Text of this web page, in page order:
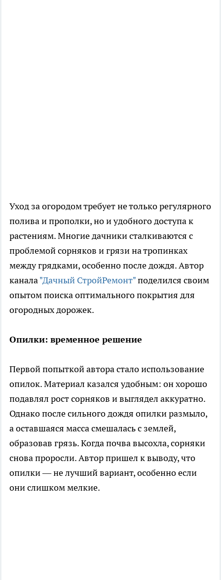
Уход за огородом требует не только регулярного
полива и прополки, но и удобного доступа к
растениям. Многие дачники сталкиваются с
проблемой сорняков и грязи на тропинках
между грядками, особенно после дождя. Автор
канала"Дачный СтройРемонт"поделился своим
опытом поиска оптимального покрытия для
огородных дорожек.
Опилки: временное решение
Первой попыткой автора стало использование
опилок. Материал казался удобным: он хорошо
подавлял рост сорняков и выглядел аккуратно.
Однако после сильного дождя опилки размыло,
а оставшаяся масса смешалась с землей,
образовав грязь. Когда почва высохла, сорняки
снова проросли. Автор пришел к выводу, что
опилки — не лучший вариант, особенно если
они слишком мелкие.